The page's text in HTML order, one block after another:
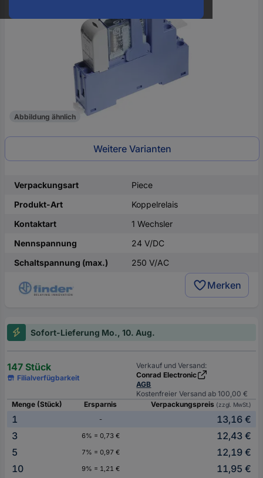
Abbildung ähnlich
Weitere Varianten
Verpackungsart
Piece
Produkt-Art
Koppelrelais
Kontaktart
1 Wechsler
Nennspannung
24 V/DC
Schaltspannung (max.)
250 V/AC
Merken
Sofort-Lieferung Mo., 10. Aug.
147 Stück
Filialverfügbarkeit
Verkauf und Versand:
Conrad Electronic
AGB
Kostenfreier Versand ab 100,00 €
Menge (Stück)
Ersparnis Verpackungspreis (zzgl. MwSt.)
1 -
13,16 €
3
6% = 0,73 €
12,43 €
5
7% = 0,97 €
12,19 €
10
9% = 1,21 €
11,95 €